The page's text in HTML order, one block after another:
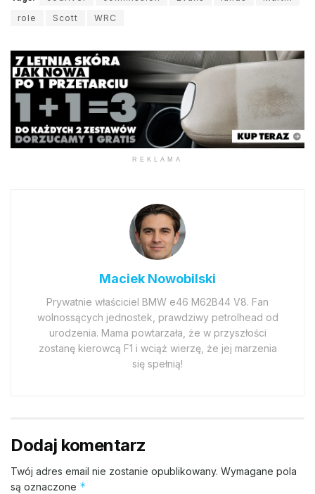
role
Scott WRC
REKLAMA
Maciek Nowobilski
Prywatnie właściciel BMW e46 M62B44 V8. Fan
wolnossących jednostek, prawdziwy petrolhead od
urodzenia. Mama powtarzała, że w przyszłości
zostanę kierowcą F1 i wciąż wierzę, że jej marzenia
się spełnią!
Dodaj komentarz
Twój adres email nie zostanie opublikowany. Wymagane pola
są oznaczone *